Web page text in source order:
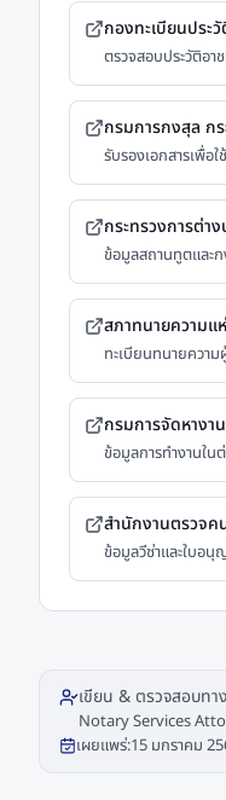
กองทะเบียนประ
ตรวจสอบประวัติอ
กรมการกงสุล กร
รับรองเอกสารเพื่อใ
กระทรวงการต่าง
ข้อมูลสถานทูตและ
สภาทนายความแ
ทะเบียนทนายความ
กรมการจัดหางาน
ข้อมูลการทำงานใน
สำนักงานตรวจค
ข้อมูลวีซ่าและใบอนุ
เขียน & ตรวจสอบทา
Notary Services
เผยแพร่:15 มกราคม